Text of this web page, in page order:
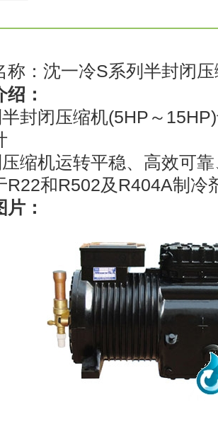
：沈一冷S系列半封闭压
绍：
闭压缩机(5HP～15HP)
机运转平稳、高效可靠
和R502及R404A制冷
：